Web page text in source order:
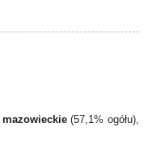
mazowieckie(57,1% ogółu),